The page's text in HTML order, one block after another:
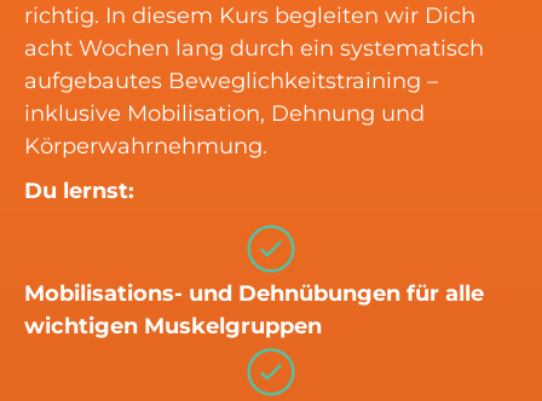
richtig. In diesem Kurs begleiten wir Dich
acht Wochen lang durch ein systematisch
aufgebautes Beweglichkeitstraining –
inklusive Mobilisation, Dehnung und
Körperwahrnehmung.
Du lernst:
Mobilisations- und Dehnübungen für alle
wichtigen Muskelgruppen